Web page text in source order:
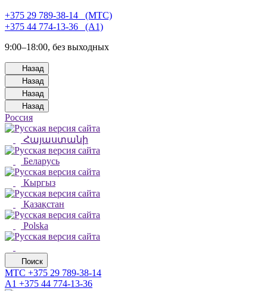
+375 29 789-38-14⠀(МТС)
+375 44 774-13-36⠀(А1)
9:00–18:00, без выходных
Назад
Назад
Назад
Назад
Россия
Հայաստանի
Беларусь
Кыргыз
Қазақстан
Polska
Поиск
МТС +375 29 789-38-14
А1 +375 44 774-13-36